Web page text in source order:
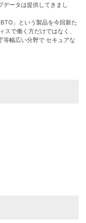
データは提供してきまし
」という製品を今回新た
で働く⽅だけではなく、
等幅広い分野で セキュアな